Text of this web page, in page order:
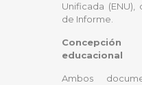
Unificada
de Informe.
Concepción
educacional
Ambos